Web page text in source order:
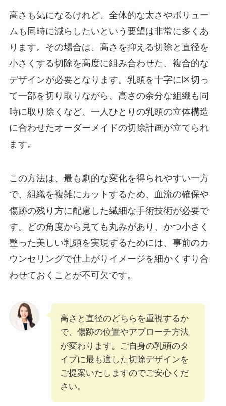
高さも気になるけれど、全体的な太さやボリュー
ムも同時に減らしたいという要望は非常に多くあ
ります。その場合は、高さを抑える切除と直径を
小さくする切除を高度に組み合わせた、複合的な
デザインが必要となります。乳頭を十字に区切っ
て一部を切り取りながら、高さの余分な組織も同
時に取り除くなど、一人ひとりの乳頭の立体構造
に合わせたオーダーメイドの切除計画が立てられ
ます。
この方法は、最も劇的な変化を得られやすい一方
で、組織を複雑にカットするため、血流の確保や
傷跡の残り方に配慮した繊細な手術技術が必要で
す。どの角度から見ても丸みがあり、かつ小さく
整った美しい乳頭を実現するためには、事前のカ
ウンセリングで仕上がりイメージを細かくすり合
わせておくことが不可欠です。
高さと直径のどちらを重視するか
で、傷跡の位置やアプローチ方法
が変わります。ご自身の乳頭のタ
イプに最も適した切除デザインを
ご提案いたしますのでご安心くだ
さい。